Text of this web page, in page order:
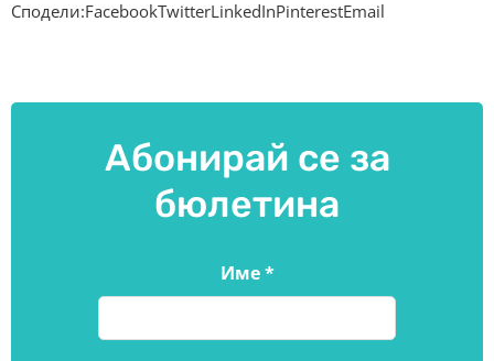
Сподели:FacebookTwitterLinkedInPinterestEmail
Абонирай се за
бюлетина
Име*